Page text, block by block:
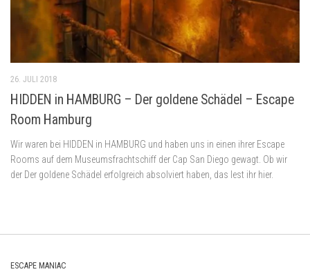
26. JULI 2018
HIDDEN in HAMBURG – Der goldene Schädel – Escape
Room Hamburg
Wir waren bei HIDDEN in HAMBURG und haben uns in einen ihrer Escape
Rooms auf dem Museumsfrachtschiff der Cap San Diego gewagt. Ob wir
der Der goldene Schädel erfolgreich absolviert haben, das lest ihr hier.
ESCAPE MANIAC